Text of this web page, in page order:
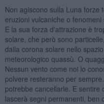
Non agiscono sulla Luna forze
eruzioni vulcaniche o
E la sua forza d'attrazione è
solare, che però sono
dalla corona solare nello
meteorologico quassù. O
Nessun vento come noi lo
polvere resteranno per
potrebbe cancellarle. E sentire
lascerà segni permanenti, ben